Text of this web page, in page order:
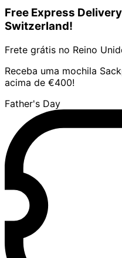
Free Express
Switzerland!
Frete grátis no Reino
Receba uma mochila
acima de €400!
Father's Day